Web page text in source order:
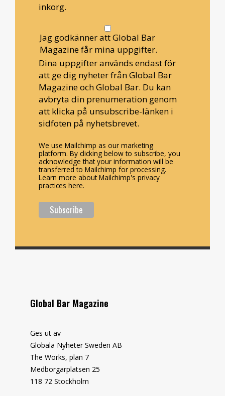
inkorg.
Jag godkänner att Global Bar
Magazine får mina uppgifter.
Dina uppgifter används endast för
att ge dig nyheter från Global Bar
Magazine och Global Bar. Du kan
avbryta din prenumeration genom
att klicka på unsubscribe-länken i
sidfoten på nyhetsbrevet.
We use Mailchimp as our marketing
platform. By clicking below to subscribe, you
acknowledge that your information will be
transferred to Mailchimp for processing.
Learn more about Mailchimp's privacy
practices here.
Global Bar Magazine
Ges ut av
Globala Nyheter Sweden AB
The Works, plan 7
Medborgarplatsen 25
118 72 Stockholm